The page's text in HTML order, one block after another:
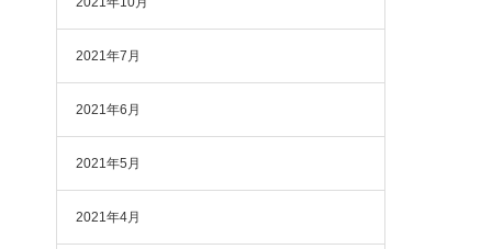
2021年7月
2021年6月
2021年5月
2021年4月